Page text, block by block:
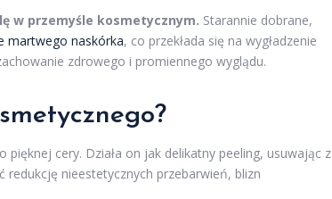
w przemyśle kosmetycznym. Starannie dobrane,
martwego naskórka, co przekłada się na wygładzenie
zdrowego i promiennego wyglądu.
cery. Działa on jak delikatny peeling, usuwając z
redukcję nieestetycznych przebarwień, blizn